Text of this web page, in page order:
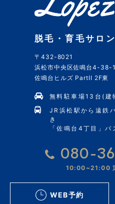
脱毛・育毛サロ
〒432-8021
浜松市中央区佐鳴台4-38-1
佐鳴台ヒルズ PartII 2F東
無料駐車場13台(建
JR浜松駅から遠鉄
き
「佐鳴台4丁目」バ
080-
10:00~21:00
WEB予約